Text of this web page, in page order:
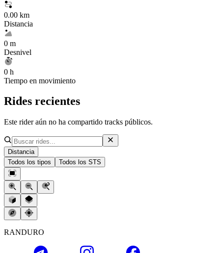
0.00 km
Distancia
0 m
Desnivel
0 h
Tiempo en movimiento
Rides recientes
Este rider aún no ha compartido tracks públicos.
Distancia
Todos los tipos
Todos los STS
RANDURO